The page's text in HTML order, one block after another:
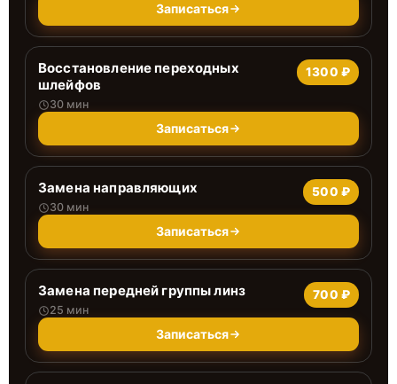
Записаться
Восстановление переходных
шлейфов
30 мин
1300 ₽
Записаться
Замена направляющих
30 мин
500 ₽
Записаться
Замена передней группы линз
25 мин
700 ₽
Записаться